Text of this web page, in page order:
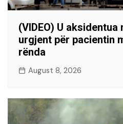
(VIDEO) U
urgjent për pacientin
rënda
August 8, 2026